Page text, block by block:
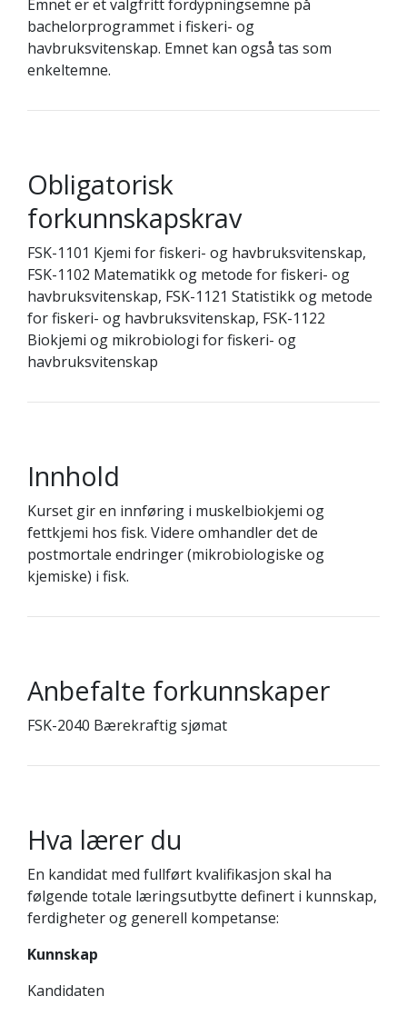
Emnet er et valgfritt fordypningsemne på
bachelorprogrammet i fiskeri- og
havbruksvitenskap. Emnet kan også tas som
enkeltemne.
Obligatorisk
forkunnskapskrav
FSK-1101 Kjemi for fiskeri- og havbruksvitenskap,
FSK-1102 Matematikk og metode for fiskeri- og
havbruksvitenskap, FSK-1121 Statistikk og metode
for fiskeri- og havbruksvitenskap, FSK-1122
Biokjemi og mikrobiologi for fiskeri- og
havbruksvitenskap
Innhold
Kurset gir en innføring i muskelbiokjemi og
fettkjemi hos fisk. Videre omhandler det de
postmortale endringer (mikrobiologiske og
kjemiske) i fisk.
Anbefalte forkunnskaper
FSK-2040 Bærekraftig sjømat
Hva lærer du
En kandidat med fullført kvalifikasjon skal ha
følgende totale læringsutbytte definert i kunnskap,
ferdigheter og generell kompetanse:
Kunnskap
Kandidaten